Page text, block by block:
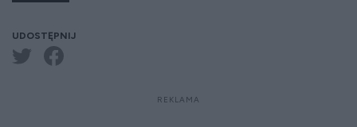
UDOSTĘPNIJ